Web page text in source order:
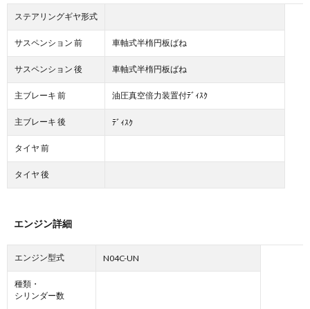
ステアリングギヤ形式
サスペンション 前 車軸式半楕円板ばね
サスペンション 後 車軸式半楕円板ばね
主ブレーキ 前 油圧真空倍力装置付ﾃﾞｨｽｸ
主ブレーキ 後 ﾃﾞｨｽｸ
タイヤ 前
タイヤ 後
エンジン詳細
エンジン型式 N04C-UN
種類・
シリンダー数